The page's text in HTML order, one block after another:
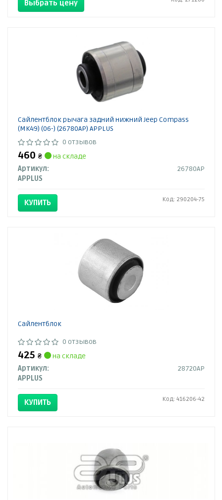
Выбрать цену
Сайлентблок рычага задний нижний Jeep Compass
(MK49) (06-) (26780AP) APPLUS
0 отзывов
460 ₴
на складе
Артикул:
26780AP
APPLUS
КУПИТЬ Код: 290204-75
Сайлентблок
0 отзывов
425 ₴
на складе
Артикул:
28720AP
APPLUS
КУПИТЬ Код: 416206-42